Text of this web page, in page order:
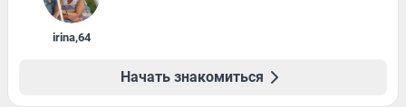
irina,64
Начать знакомиться